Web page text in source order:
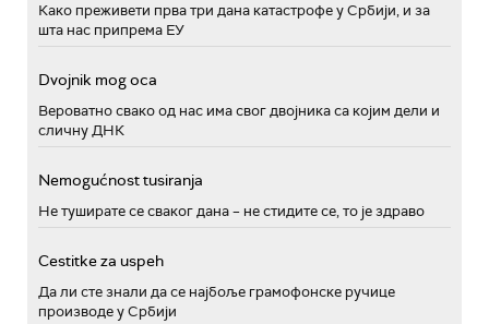
Како преживети прва три дана катастрофе у Србији, и за
шта нас припрема ЕУ
Dvojnik mog oca
Вероватно свако од нас има свог двојника са којим дели и
сличну ДНК
Nemogućnost tusiranja
Не туширате се сваког дана – не стидите се, то је здраво
Cestitke za uspeh
Да ли сте знали да се најбоље грамофонске ручице
производе у Србији